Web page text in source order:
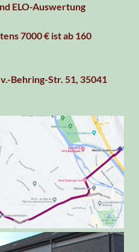
ELO-Auswertung
7000 € ist ab 160
Behring-Str. 51, 35041